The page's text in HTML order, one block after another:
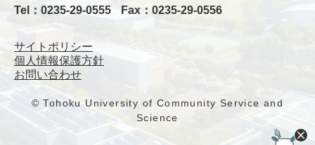
Tel：0235-29-0555
Fax：0235-29-0556
サイトポリシー
個人情報保護方針
お問い合わせ
© Tohoku University of Community Service and
Science